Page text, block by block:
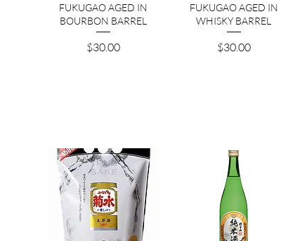
クイックビュー
FUKUGAO AGED IN
BOURBON BARREL
価格
$30.00
クイックビュー
FUKUGAO AGED IN
WHISKY BARREL
価格
$30.00